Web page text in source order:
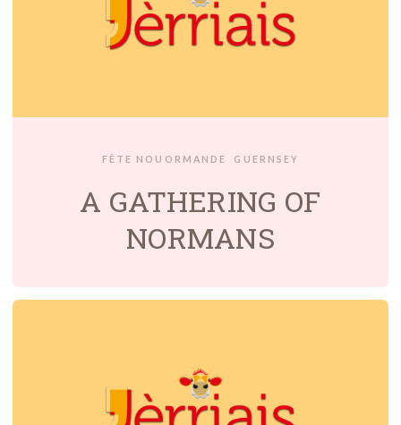
FÊTE NOUORMANDE GUERNSEY
A GATHERING OF
NORMANS